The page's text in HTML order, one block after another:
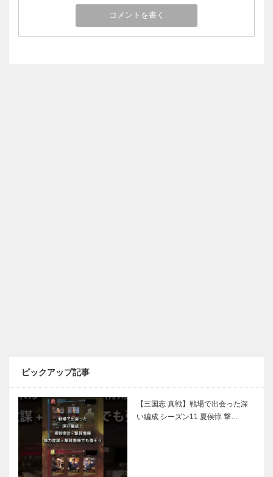
ピックアップ記事
【三国志 真戦】戦場で出会った深
い編成 シーズン11 夏侯惇 撃…